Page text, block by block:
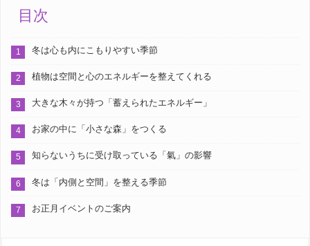
目次
冬は心も内にこもりやすい季節
植物は空間と心のエネルギーを整えてくれる
大きな木々が持つ「蓄えられたエネルギー」
お家の中に「小さな森」をつくる
知らないうちに受け取っている「氣」の影響
冬は「内側と空間」を整える季節
お正月イベントのご案内